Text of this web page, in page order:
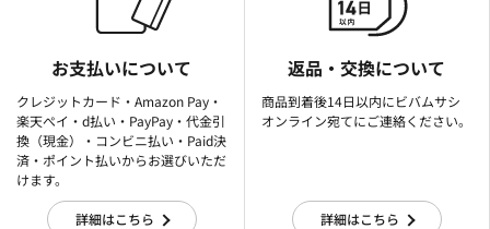
お支払いについて
クレジットカード・Amazon Pay・
楽天ぺイ・d払い・PayPay・代金引
換（現金）・コンビニ払い・Paid決
済・ポイント払いからお選びいただ
けます。
詳細はこちら
返品・交換について
商品到着後14日以内にビバムサシ
オンライン宛てにご連絡ください。
詳細はこちら